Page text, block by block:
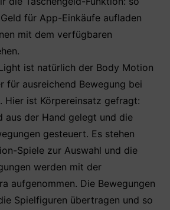
für App-Einkäufe aufladen
mit dem verfügbaren
ist natürlich der Body Motion
für ausreichend Bewegung bei
Hier ist Körpereinsatz gefragt:
aus der Hand gelegt und die
gesteuert. Es stehen
Spiele zur Auswahl und die
werden mit der
aufgenommen. Die Bewegungen
Spielfiguren übertragen und so